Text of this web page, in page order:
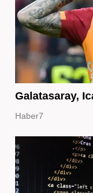
Galatasaray,
Haber7